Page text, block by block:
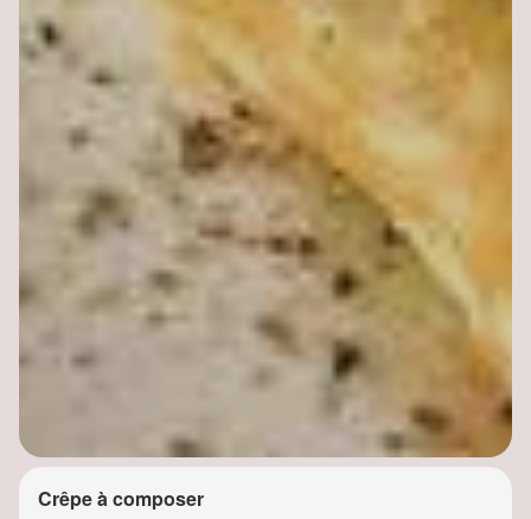
Crêpe à composer